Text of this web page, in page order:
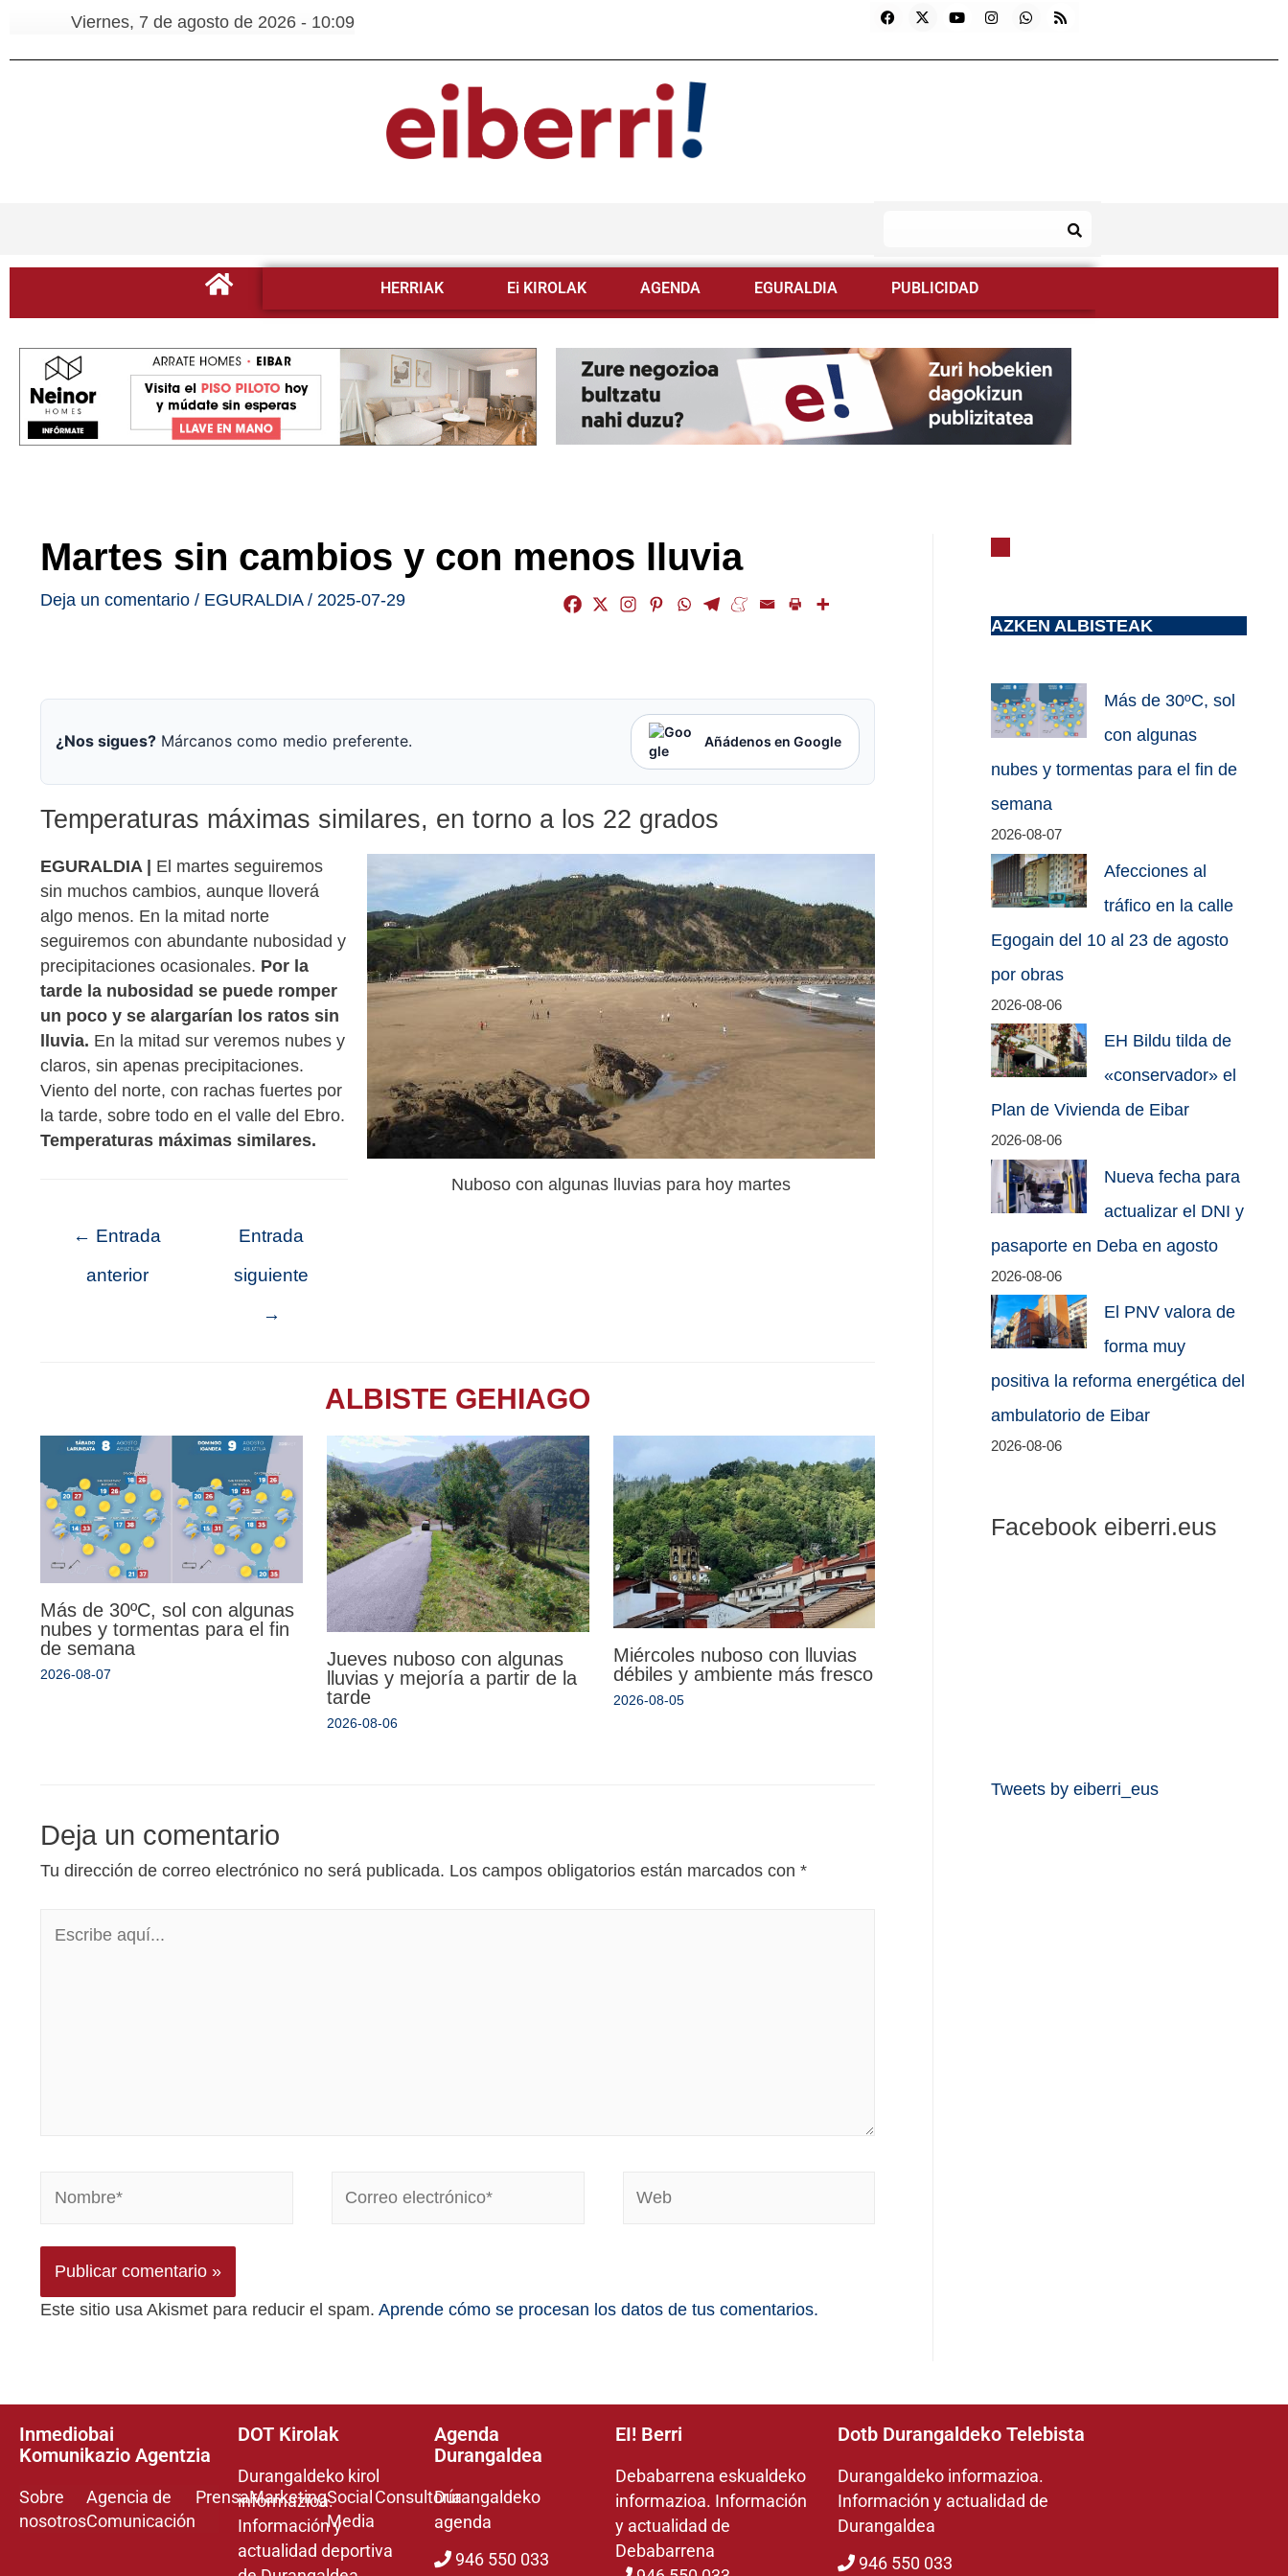
Viernes, 7 de agosto de 2026 - 10:09
HERRIAK Ei KIROLAK AGENDA EGURALDIA PUBLICIDAD
Martes sin cambios y con menos lluvia
Deja un comentario / EGURALDIA/ 2025-07-29
¿Nos sigues? Márcanos como medio preferente. Añádenos en Google
Temperaturas máximas similares, en torno a los 22 grados
Nuboso con algunas lluvias para hoy martes
EGURALDIA | El martes seguiremos
sin muchos cambios, aunque lloverá
algo menos. En la mitad norte
seguiremos con abundante nubosidad y
precipitaciones ocasionales. Por la
tarde la nubosidad se puede romper
un poco y se alargarían los ratos sin
lluvia. En la mitad sur veremos nubes y
claros, sin apenas precipitaciones.
Viento del norte, con rachas fuertes por
la tarde, sobre todo en el valle del Ebro.
Temperaturas máximas similares.
← Entrada
anterior
Entrada
siguiente
→
ALBISTE GEHIAGO
Más de 30ºC, sol con algunas
nubes y tormentas para el fin
de semana
2026-08-07
Jueves nuboso con algunas
lluvias y mejoría a partir de la
tarde
2026-08-06
Miércoles nuboso con lluvias
débiles y ambiente más fresco
2026-08-05
Deja un comentario
Tu dirección de correo electrónico no será publicada. Los campos obligatorios están marcados con *
Este sitio usa Akismet para reducir el spam. Aprende cómo se procesan los datos de tus comentarios.
AZKEN ALBISTEAK
Más de 30ºC, sol
con algunas
nubes y tormentas para el fin de
semana
2026-08-07
Afecciones al
tráfico en la calle
Egogain del 10 al 23 de agosto
por obras
2026-08-06
EH Bildu tilda de
«conservador» el
Plan de Vivienda de Eibar
2026-08-06
Nueva fecha para
actualizar el DNI y
pasaporte en Deba en agosto
2026-08-06
El PNV valora de
forma muy
positiva la reforma energética del
ambulatorio de Eibar
2026-08-06
Facebook eiberri.eus
Tweets by eiberri_eus
Inmediobai
Komunikazio Agentzia
Sobre
nosotros
Agencia de
Comunicación
PrensaMarketingSocial
Media
Consultoría
DOT Kirolak
Durangaldeko kirol
informazioa.
Información y
actualidad deportiva
Agenda
Durangaldea
Durangaldeko
agenda
946 550 033
EI! Berri
Debabarrena eskualdeko
informazioa. Información
y actualidad de
Debabarrena
Dotb Durangaldeko Telebista
Durangaldeko informazioa.
Información y actualidad de
Durangaldea
946 550 033